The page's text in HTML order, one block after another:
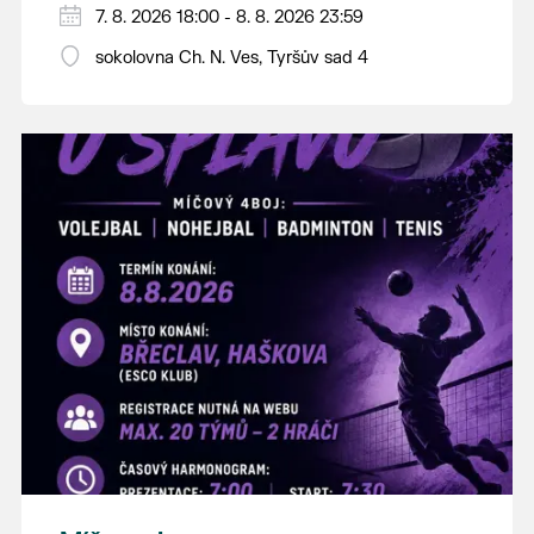
PÁTEK 7. srpna
18:00 - ruční stavění máje
14:00 - krojový průvod pro stárky od
hostince “U Buvola”
16:00 - odpolední zábava na sokolovně
21:00 - večerní zábava
K tanci a poslechu bude hrát DH
Lanžhotčané.
Těšíme se na Vás!
7. 8. 2026 18:00 - 8. 8. 2026 23:59
sokolovna Ch. N. Ves, Tyršův sad 4